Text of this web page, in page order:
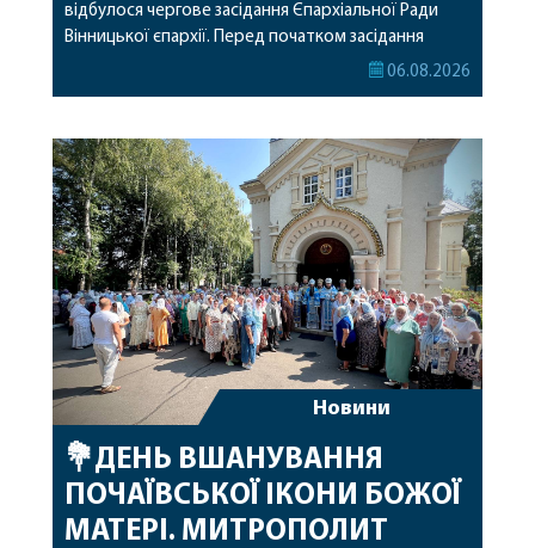
відбулося чергове засідання Єпархіальної Ради
Вінницької єпархії. Перед початком засідання
секретар Єпархіальної Ради від імені членів Ради
побажавши йому міцного здоров’я, Божої
допомоги, миру, духовної радості та
благословенних успіхів у подальшому
архіпастирському служінні. […]
06.08.2026
Новини
💐ДЕНЬ ВШАНУВАННЯ
ПОЧАЇВСЬКОЇ ІКОНИ БОЖОЇ
МАТЕРІ. МИТРОПОЛИТ